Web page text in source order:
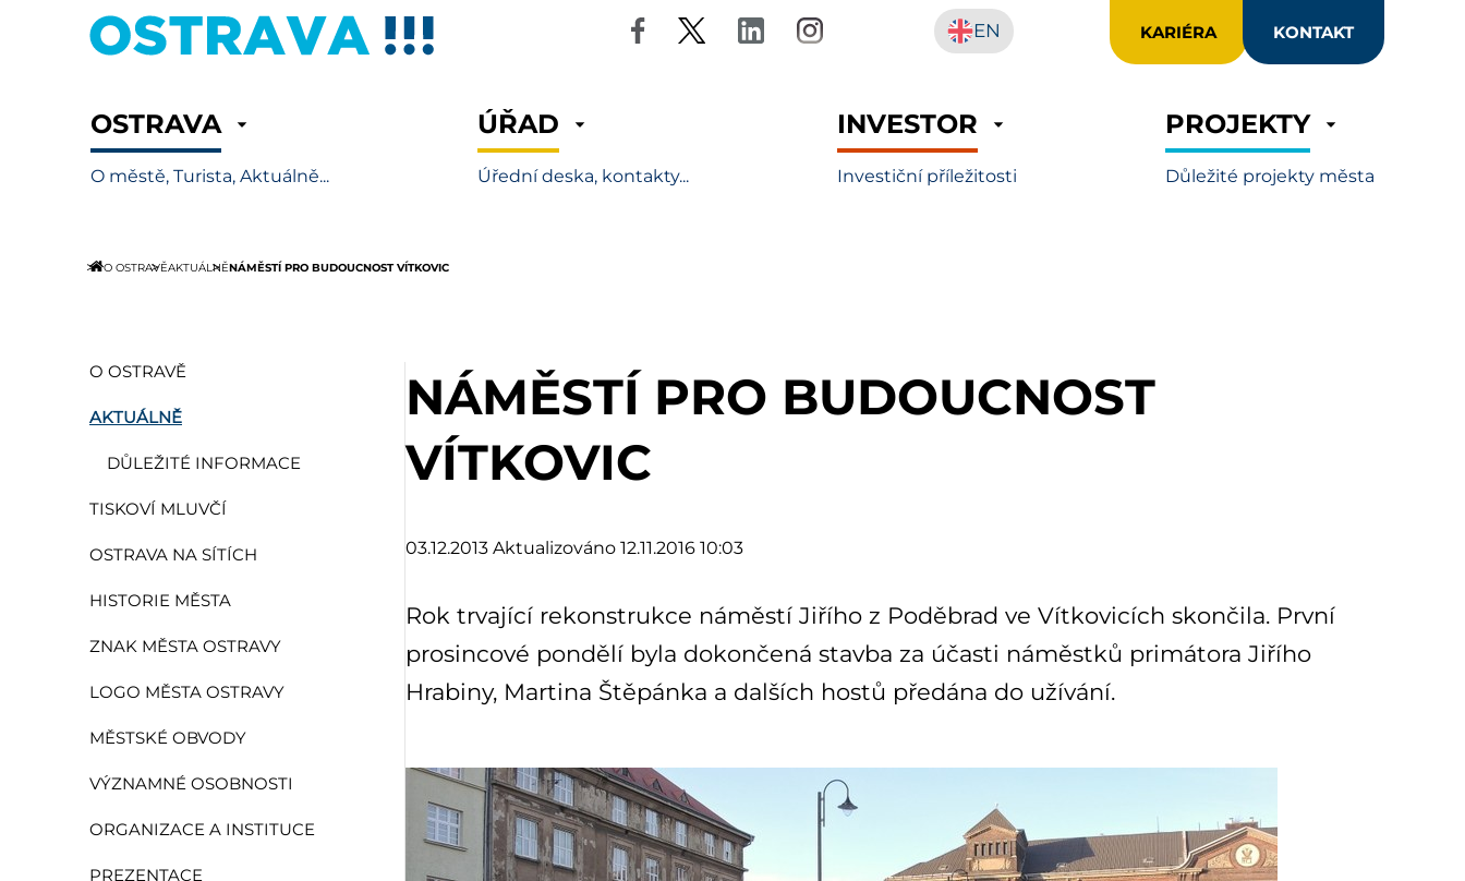
KARIÉRA KONTAKT
EN
OSTRAVA
O městě, Turista, Aktuálně...
ÚŘAD
Úřední deska, kontakty...
INVESTOR
Investiční příležitosti
PROJEKTY
Důležité projekty města
O OSTRAVĚAKTUÁLNĚNÁMĚSTÍ PRO BUDOUCNOST VÍTKOVIC
O OSTRAVĚ
AKTUÁLNĚ
DŮLEŽITÉ INFORMACE
TISKOVÍ MLUVČÍ
OSTRAVA NA SÍTÍCH
HISTORIE MĚSTA
ZNAK MĚSTA OSTRAVY
LOGO MĚSTA OSTRAVY
MĚSTSKÉ OBVODY
VÝZNAMNÉ OSOBNOSTI
ORGANIZACE A INSTITUCE
PREZENTACE
NÁMĚSTÍ PRO BUDOUCNOST
VÍTKOVIC
03.12.2013 Aktualizováno 12.11.2016 10:03
Rok trvající rekonstrukce náměstí Jiřího z Poděbrad ve Vítkovicích skončila. První
prosincové pondělí byla dokončená stavba za účasti náměstků primátora Jiřího
Hrabiny, Martina Štěpánka a dalších hostů předána do užívání.